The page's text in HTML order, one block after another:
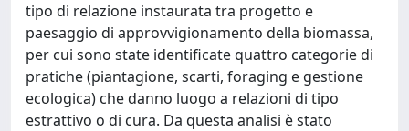
tipo di relazione instaurata tra progetto e
paesaggio di approvvigionamento della biomassa,
per cui sono state identificate quattro categorie di
pratiche (piantagione, scarti, foraging e gestione
ecologica) che danno luogo a relazioni di tipo
estrattivo o di cura. Da questa analisi è stato